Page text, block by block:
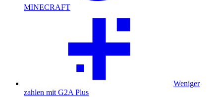
MINECRAFT
Weniger
zahlen mit G2A Plus